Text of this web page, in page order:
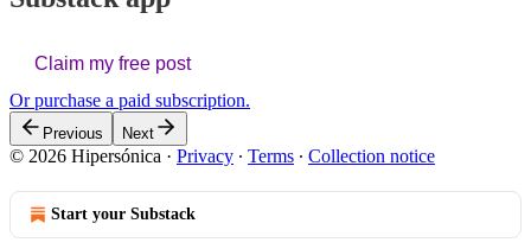
Claim my free post
Or purchase a paid subscription.
Previous Next
© 2026 Hipersónica · Privacy ∙ Terms ∙ Collection notice
Start your Substack